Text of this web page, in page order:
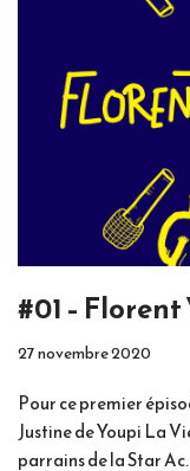
#01 –
27 novembre 2020
Pour ce premier
Justine de Youpi La
parrains de la Star